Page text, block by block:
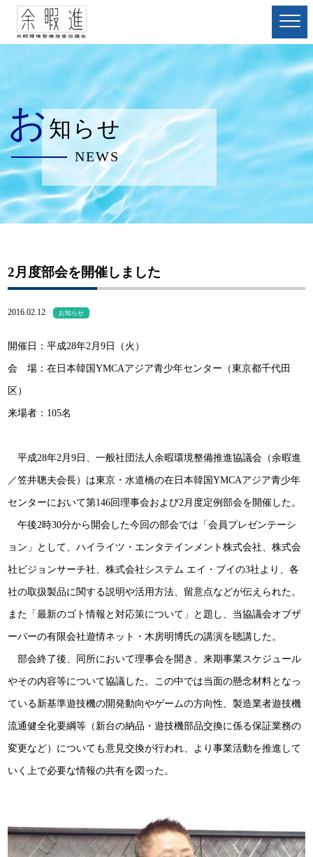
お知らせ
NEWS
2月度部会を開催しました
2016.02.12 お知らせ
開催日：平成28年2月9日（火）
会 場：在日本韓国YMCAアジア青少年センター（東京都千代田
区）
来場者：105名
平成28年2月9日、一般社団法人余暇環境整備推進協議会（余暇進
／笠井聰夫会長）は東京・水道橋の在日本韓国YMCAアジア青少年
センターにおいて第146回理事会および2月度定例部会を開催した。
午後2時30分から開会した今回の部会では「会員プレゼンテーシ
ョン」として、ハイライツ・エンタテインメント株式会社、株式会
社ビジョンサーチ社、株式会社システム エイ・ブイの3社より、各
社の取扱製品に関する説明や活用方法、留意点などが伝えられた。
また「最新のゴト情報と対応策について」と題し、当協議会オブザ
ーバーの有限会社遊情ネット・木房明博氏の講演を聴講した。
部会終了後、同所において理事会を開き、来期事業スケジュール
やその内容等について協議した。この中では当面の懸念材料となっ
ている新基準遊技機の開発動向やゲームの方向性、製造業者遊技機
流通健全化要綱等（新台の納品・遊技機部品交換に係る保証業務の
変更など）についても意見交換が行われ、より事業活動を推進して
いく上で必要な情報の共有を図った。